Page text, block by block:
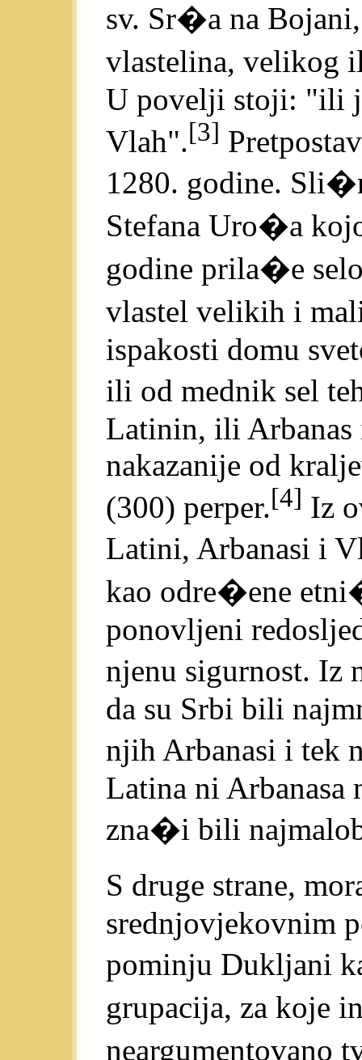
sv. Sr�a na
vlastelina, velikog
U povelji stoji: "ili
Vlah".[3]
1280. godine.
Stefana Uro�a
godine prila�e
vlastel velikih i
ispakosti domu
ili od mednik sel
Latinin, ili
nakazanije od
(300) perper.[4] Iz
Latini, Arbanasi i
kao odre�ene
ponovljeni
njenu sigurnost. Iz
da su Srbi bili
njih Arbanasi i tek
Latina ni
zna�i bili
S druge strane,
srednjovjekovnim
pominju Dukljani
grupacija, za koje
neargumentovano